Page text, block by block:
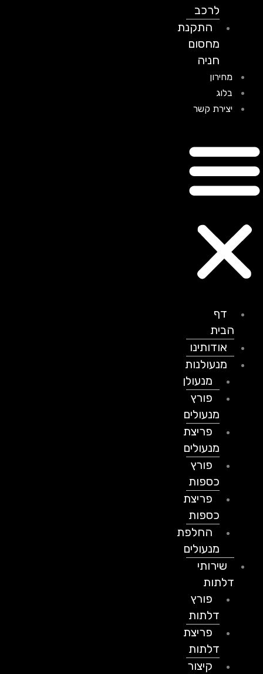
לרכב
התקנת
מחסום
חניה
מחירון
בלוג
יצירת קשר
דף
הבית
אודותינו
מנעולנות
מנעולן
פורץ
מנעולים
פריצת
מנעולים
פורץ
כספות
פריצת
כספות
החלפת
מנעולים
שירותי
דלתות
פורץ
דלתות
פריצת
דלתות
קיצור